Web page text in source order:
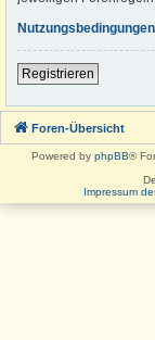
Nutzungsbedingungen
Registrieren
Foren-Übersicht
Powered by phpBB®
Impressum